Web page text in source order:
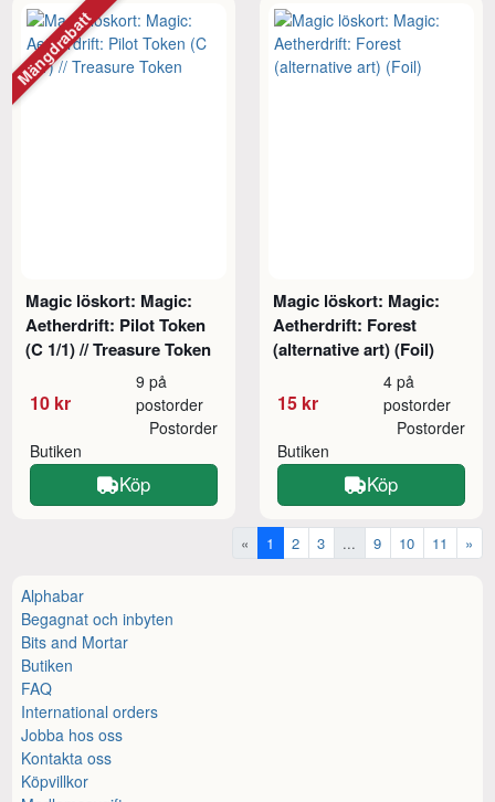
Magic löskort: Magic:
Aetherdrift: Pilot Token
(C 1/1) // Treasure Token
10 kr
9 på
postorder
Butiken
Postorder
Köp
Mängdrabatt
Magic löskort: Magic:
Aetherdrift: Forest
(alternative art) (Foil)
15 kr
4 på
postorder
Butiken
Postorder
Köp
« 1 2 3 ... 9 10 11 »
Alphabar
Begagnat och inbyten
Bits and Mortar
Butiken
FAQ
International orders
Jobba hos oss
Kontakta oss
Köpvillkor